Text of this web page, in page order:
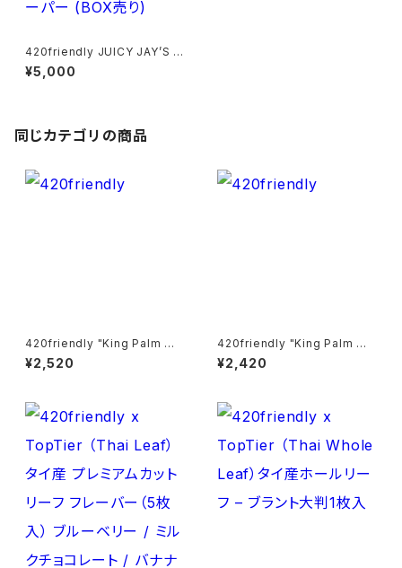
420friendly JUICY JAY’S D
OUBLE WRAPS TRIP｜ジュ
ーシージェイズ ブラントペーパ
¥5,000
同じカテゴリの商品
420friendly "King Palm Wr
ap" キングパーム Leaf pre ro
lls 詰めるだけで楽しめる 420
本
¥2,520
420friendly "King Palm Wr
ap" キングパーム Leaf pre ro
lls 詰めるだけで楽しめる 420
¥2,420